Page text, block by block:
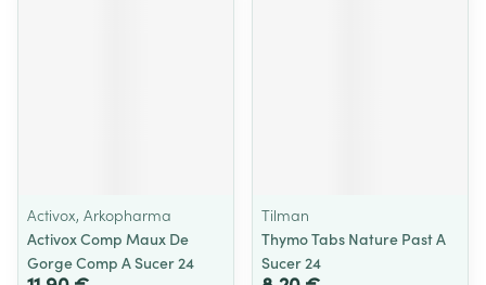
Activox, Arkopharma
Activox Comp Maux De
Gorge Comp A Sucer 24
Tilman
Thymo Tabs Nature Past A
Sucer 24